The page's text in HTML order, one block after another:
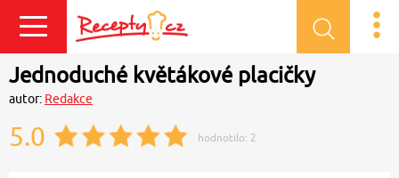
Přihlásit se
Jednoduché květákové placičky
autor: Redakce
5.0 hodnotilo: 2